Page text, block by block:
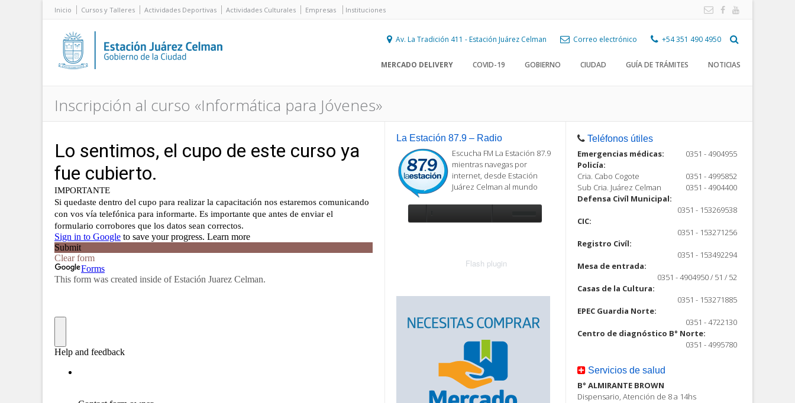
Inicio Cursos y Talleres Actividades Deportivas Actividades Culturales Empresas Instituciones
Av. La Tradición 411 - Estación Juárez Celman Correo electrónico +54 351 490 4950
MERCADO DELIVERY COVID-19 GOBIERNO CIUDAD GUÍA DE TRÁMITES NOTICIAS
Inscripción al curso «Informática para Jóvenes»
La Estación 87.9 – Radio
Escucha FM La Estación 87.9
mientras navegas por
internet, desde Estación
Juárez Celman al mundo
Flash plugin
Teléfonos útiles
Emergencias médicas:
0351 - 4904955
Policía:
Cria. Cabo Cogote
0351 - 4995852
Sub Cria. Juárez Celman
0351 - 4904400
Defensa Civíl Municipal:
0351 - 153269538
CIC:
0351 - 153271256
Registro Civíl:
0351 - 153492294
Mesa de entrada:
0351 - 4904950 / 51 / 52
Casas de la Cultura:
0351 - 153271885
EPEC Guardia Norte:
0351 - 4722130
Centro de diagnóstico B° Norte:
0351 - 4995780
Servicios de salud
B° ALMIRANTE BROWN
Dispensario, Atención de 8 a 14hs